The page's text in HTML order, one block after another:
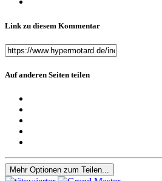
Link zu diesem Kommentar
Auf anderen Seiten teilen
Mehr Optionen zum Teilen...